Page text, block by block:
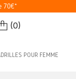
70€*
(0)
POUR FEMME